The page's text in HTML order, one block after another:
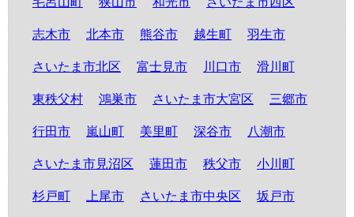
志木市 北本市 熊谷市 越生町 羽生市
さいたま市北区 富士見市 川口市 滑川町
東秩父村 鴻巣市 さいたま市大宮区 三郷市
行田市 嵐山町 美里町 深谷市 八潮市
さいたま市見沼区 蓮田市 秩父市 小川町
杉戸町 上尾市 さいたま市中央区 坂戸市